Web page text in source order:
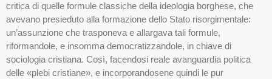
critica di quelle formule classiche della ideologia borghese, che
avevano presieduto alla formazione dello Stato risorgimentale:
un’assunzione che trasponeva e allargava tali formule,
riformandole, e insomma democratizzandole, in chiave di
sociologia cristiana. Così, facendosi reale avanguardia politica
delle «plebi cristiane», e incorporandosene quindi le pur